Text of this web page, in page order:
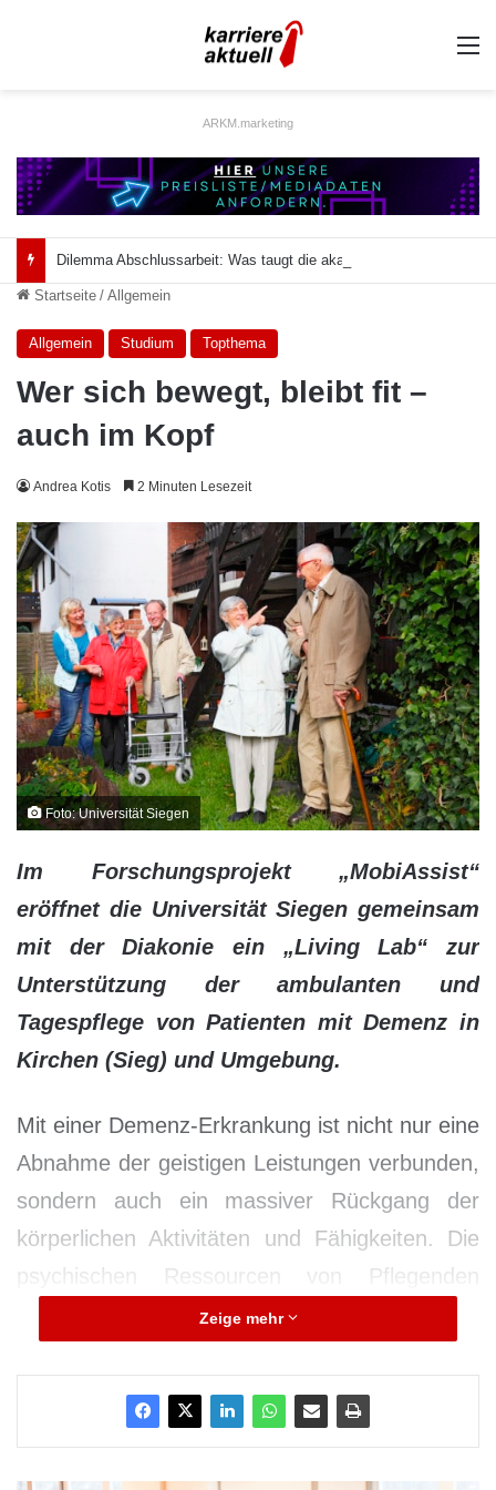
ARKM.marketing
Startseite / Allgemein
Allgemein Studium Topthema
Wer sich bewegt, bleibt fit –
auch im Kopf
Andrea Kotis 2 Minuten Lesezeit
Foto: Universität Siegen
Im Forschungsprojekt „MobiAssist“
eröffnet die Universität Siegen gemeinsam
mit der Diakonie ein „Living Lab“ zur
Unterstützung der ambulanten und
Tagespflege von Patienten mit Demenz in
Kirchen (Sieg) und Umgebung.
Mit einer Demenz-Erkrankung ist nicht nur eine
Abnahme der geistigen Leistungen verbunden,
sondern auch ein massiver Rückgang der
körperlichen Aktivitäten und Fähigkeiten. Die
psychischen Ressourcen von Pflegenden
werden in dieser Situation besonders
„MobiAssist“ der Universität Siegen ist daher
die Erhöhung der körperlichen Aktivität der
Zeige mehr